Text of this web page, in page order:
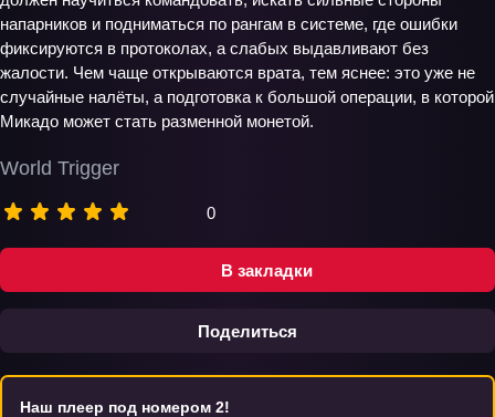
В закладки
Поделиться
World Trigger
0
напарников и подниматься по рангам в системе, где ошибки
фиксируются в протоколах, а слабых выдавливают без
жалости. Чем чаще открываются врата, тем яснее: это уже не
случайные налёты, а подготовка к большой операции, в которой
Микадо может стать разменной монетой.
Наш плеер под номером 2!